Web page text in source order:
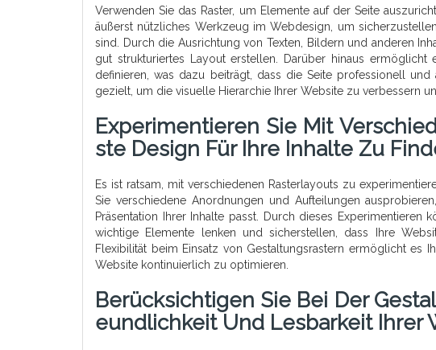
Verwenden Sie das Raster, um Elemente auf der Seite
äußerst nützliches Werkzeug im Webdesign, um
sind. Durch die Ausrichtung von Texten, Bildern und anderen
gut strukturiertes Layout erstellen. Darüber hinaus
definieren, was dazu beiträgt, dass die Seite professionell
gezielt, um die visuelle Hierarchie Ihrer Website zu verbessern
Experimentieren Sie Mit
Ste Design Für Ihre Inhalte Zu
Es ist ratsam, mit verschiedenen Rasterlayouts zu
Sie verschiedene Anordnungen und Aufteilungen
Präsentation Ihrer Inhalte passt. Durch dieses
wichtige Elemente lenken und sicherstellen, dass Ihre
Flexibilität beim Einsatz von Gestaltungsrastern ermöglicht es
Website kontinuierlich zu optimieren.
Berücksichtigen Sie Bei Der
Eundlichkeit Und Lesbarkeit Ihrer